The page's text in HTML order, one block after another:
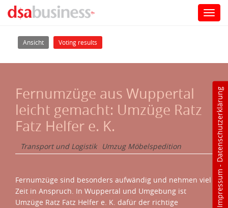
Impressum
-
Datenschutzerklärung
Haupt-Reiter
Ansicht (aktiver Reiter)
Voting results
Fernumzüge aus Wuppertal
leicht gemacht: Umzüge Ratz
Fatz Helfer e. K.
Transport und Logistik Umzug Möbelspedition
Fernumzüge sind besonders aufwändig und nehmen viel
Zeit in Anspruch. In Wuppertal und Umgebung ist
Umzüge Ratz Fatz Helfer e. K. dafür der richtige